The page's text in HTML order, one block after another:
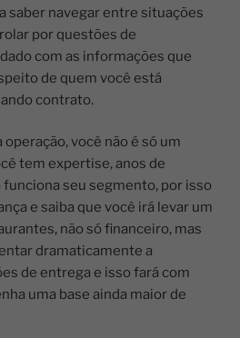
saber navegar entre situações
por questões de
com as informações que
de quem você está
contrato.
você não é só um
tem expertise, anos de
seu segmento, por isso
e saiba que você irá levar um
não só financeiro, mas
dramaticamente a
de entrega e isso fará com
uma base ainda maior de